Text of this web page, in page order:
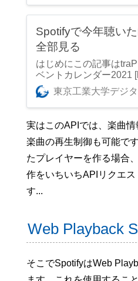
部内サービスを利用す
ができますが、その中
も多くの部員に使われて
のは部内SNSツール「
だと思います。そこで、
グラミングの勉強と自
楽を兼ねて、traQ用の
SpotifyAPIを組み合わせ
raQ内でSpotifyの楽曲
アーティスト検索をで
otifyAPIを使うにあたっ
使おうと思っている全て
ら書くのはコスパが悪
と思ったので、パッケ
のコードはTypeScriptで
を探したところ、
b-api-ts[https://
いうものを見つけまし
れを使えば
Spotifyで今年聴い
全部見る
はじめにこの記事は
ベントカレンダー2021
s://trap.jp/tag/advent-
r-2021/] 43日目(12/25)
です。 こんにちは、
iu8383 [https://trap.jp/
d_etteiu8383]です。最
研究室で大腸菌とかDNA
こねこねしてます。
[https://trap.jp/author/
んが「今年のプレイリ
よう」という面白そうな
作って、１年を振り返
ようtraP部員が自分の
イリスト」を紹介しま
京工業大学デジタル創作
東京工業大学デジ
実はこのAPIでは、楽曲情
楽曲の再生制御も可能で
たプレイヤーを作る場合
作をいちいちAPIリクエ
す...
Web Playback
そこでSpotifyはWeb